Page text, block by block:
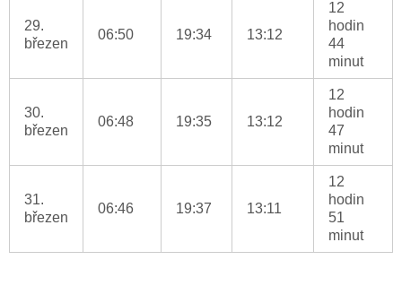
29.
březen
06:50 19:34 13:12
12
hodin
44
minut
30.
březen
06:48 19:35 13:12
12
hodin
47
minut
31.
březen
06:46 19:37 13:11
12
hodin
51
minut